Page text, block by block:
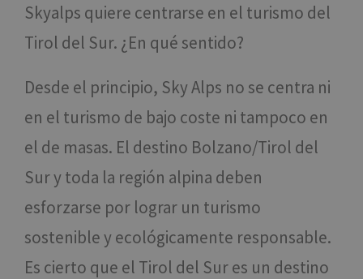
Skyalps quiere centrarse en el turismo del
Tirol del Sur. ¿En qué sentido?
Desde el principio, Sky Alps no se centra ni
en el turismo de bajo coste ni tampoco en
el de masas. El destino Bolzano/Tirol del
Sur y toda la región alpina deben
esforzarse por lograr un turismo
sostenible y ecológicamente responsable.
Es cierto que el Tirol del Sur es un destino